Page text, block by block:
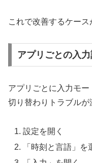
これで改善するケース
アプリごとの入
アプリごとに入力モー
切り替わりトラブルが
設定を開く
「時刻と言語」を